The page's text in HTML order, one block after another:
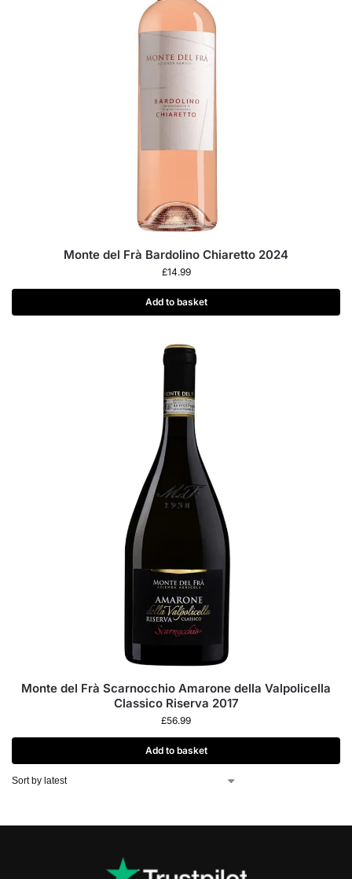
Monte del Frà Bardolino Chiaretto 2024
£14.99
Add to basket
Monte del Frà Scarnocchio Amarone della Valpolicella
Classico Riserva 2017
£56.99
Add to basket